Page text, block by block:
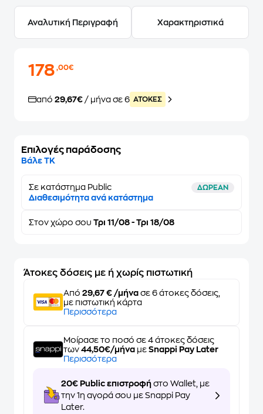
Αναλυτική Περιγραφή Χαρακτηριστικά
178,00€
από 29,67€ / μήνα σε 6 ATOKEΣ
Επιλογές παράδοσης
Βάλε ΤΚ
Σε κατάστημα Public ΔΩΡΕΑΝ
Διαθεσιμότητα ανά κατάστημα
Στον χώρο σου Τρι 11/08 - Τρι 18/08
Άτοκες δόσεις με ή χωρίς πιστωτική
Από 29,67 € /μήνα σε 6 άτοκες δόσεις,
με πιστωτική κάρτα
Περισσότερα
Μοίρασε το ποσό σε 4 άτοκες δόσεις
των 44,50€/μήνα με Snappi Pay Later
Περισσότερα
20€ Public επιστροφή στο Wallet, με
την 1η αγορά σου με Snappi Pay
Later.